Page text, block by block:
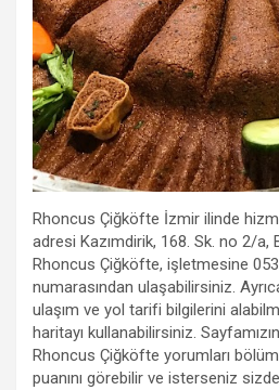
Rhoncus Çiğköfte İzmir ilinde
adresi Kazımdirik, 168. Sk. no 2/
Rhoncus Çiğköfte, işletmesine
numarasından ulaşabilirsiniz.
ulaşım ve yol tarifi bilgilerini
haritayı kullanabilirsiniz.
Rhoncus Çiğköfte yorumları
puanını görebilir ve isterseniz